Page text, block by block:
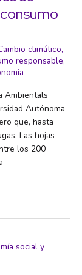
climático,
responsable,
Ambientals
Autónoma
que, hasta
Las hojas
los 200